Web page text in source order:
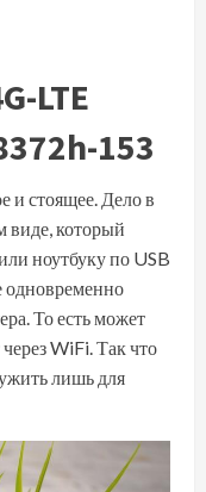
LTE
153
и стоящее. Дело в
виде, который
ноутбуку по USB
одновременно
То есть может
WiFi. Так что
лишь для